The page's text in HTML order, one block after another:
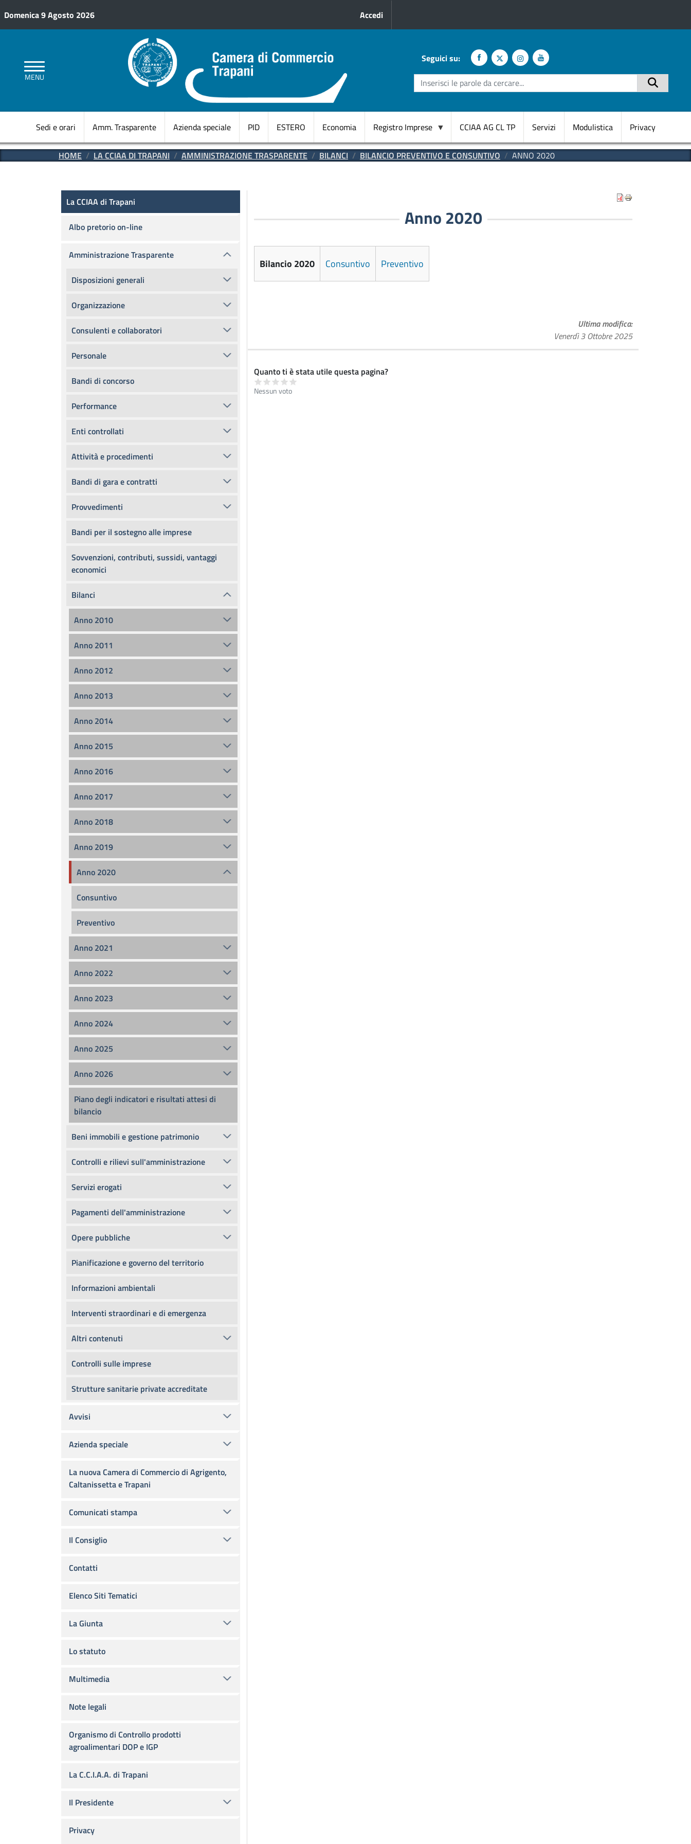
Domenica 9 Agosto 2026 Menu profilo utente
Accedi
MENU
Seguici su:
Cerca
Sedi e orari Amm. Trasparente Azienda speciale PID ESTERO Economia Registro Imprese
Domicilio
Digitale
Start
Up innovative
CCIAA AG CL TP Servizi Modulistica Privacy
HOME LA CCIAA DI TRAPANI AMMINISTRAZIONE TRASPARENTE BILANCI BILANCIO PREVENTIVO E CONSUNTIVO ANNO 2020
Anno 2020
Bilancio 2020 Consuntivo Preventivo
Ultima modifica
Venerdì 3 Ottobre 2025
Quanto ti è stata utile questa pagina?
Nessun voto
Amministrazione Trasparente
La CCIAA di Trapani
La CCIAA di Trapani
Albo pretorio on-line
Amministrazione Trasparente
Disposizioni generali
Organizzazione
Consulenti e collaboratori
Personale
Bandi di concorso
Performance
Enti controllati
Attività e procedimenti
Bandi di gara e contratti
Provvedimenti
Bandi per il sostegno alle imprese
Sovvenzioni, contributi, sussidi, vantaggi
economici
Bilanci
Anno 2010
Anno 2011
Anno 2012
Anno 2013
Anno 2014
Anno 2015
Anno 2016
Anno 2017
Anno 2018
Anno 2019
Anno 2020
Consuntivo
Preventivo
Anno 2021
Anno 2022
Anno 2023
Anno 2024
Anno 2025
Anno 2026
Piano degli indicatori e risultati attesi di
bilancio
Beni immobili e gestione patrimonio
Controlli e rilievi sull'amministrazione
Servizi erogati
Pagamenti dell'amministrazione
Opere pubbliche
Pianificazione e governo del territorio
Informazioni ambientali
Interventi straordinari e di emergenza
Altri contenuti
Controlli sulle imprese
Strutture sanitarie private accreditate
Avvisi
Azienda speciale
La nuova Camera di Commercio di Agrigento,
Caltanissetta e Trapani
Comunicati stampa
Il Consiglio
Contatti
Elenco Siti Tematici
La Giunta
Lo statuto
Multimedia
Note legali
Organismo di Controllo prodotti
agroalimentari DOP e IGP
La C.C.I.A.A. di Trapani
Il Presidente
Privacy